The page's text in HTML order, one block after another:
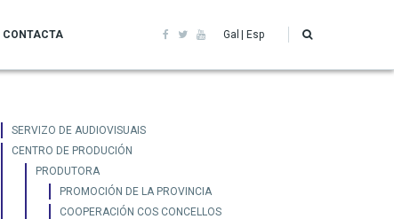
CONTACTA Gal Esp
Servizo
Audiovisuais
SERVIZO DE AUDIOVISUAIS
CENTRO DE PRODUCIÓN
PRODUTORA
PROMOCIÓN DE LA PROVINCIA
COOPERACIÓN COS CONCELLOS